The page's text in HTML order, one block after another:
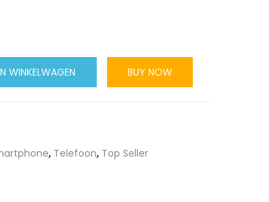
WINKELWAGEN BUY NOW
, Telefoon, Top Seller